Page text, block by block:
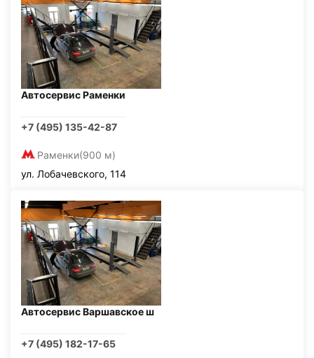
Автосервис Раменки
+7 (495) 135-42-87
Раменки(900 м)
ул. Лобачевского, 114
Автосервис Варшавское ш
+7 (495) 182-17-65